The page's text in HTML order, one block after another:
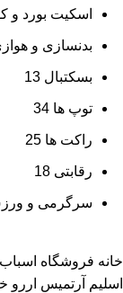
اسکیت بورد و
بدنسازی و
بسکتبال 13
توپ ها 34
راکت ها 25
رقابتی 18
سرگرمی و
خانه فروشگاه
اسلیم آرتمیس اررو